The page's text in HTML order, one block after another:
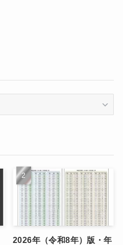
2026年（令和8年）版・年